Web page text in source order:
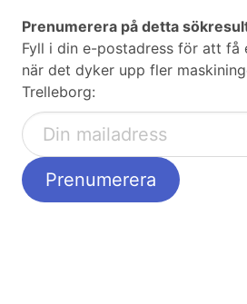
Prenumerera på detta
Fyll i din e-postadress för att få
när det dyker upp fler
Trelleborg: